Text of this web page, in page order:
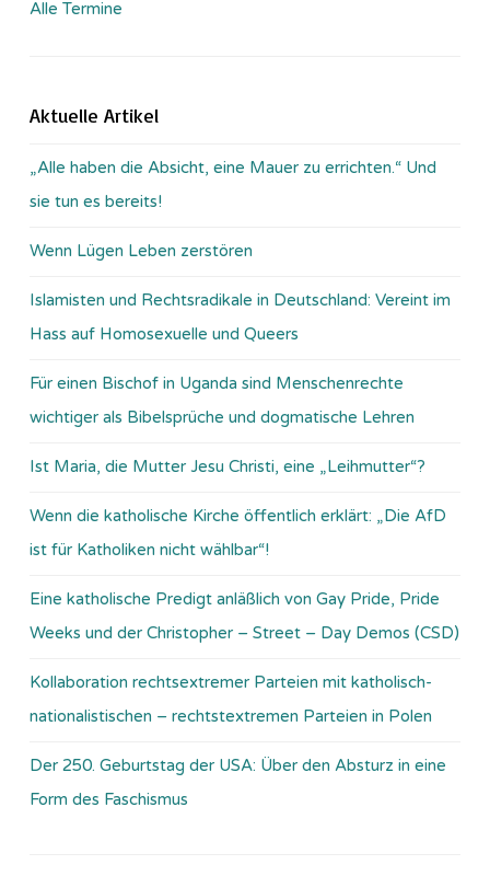
Alle Termine
Aktuelle Artikel
„Alle haben die Absicht, eine Mauer zu errichten.“ Und
sie tun es bereits!
Wenn Lügen Leben zerstören
Islamisten und Rechtsradikale in Deutschland: Vereint im
Hass auf Homosexuelle und Queers
Für einen Bischof in Uganda sind Menschenrechte
wichtiger als Bibelsprüche und dogmatische Lehren
Ist Maria, die Mutter Jesu Christi, eine „Leihmutter“?
Wenn die katholische Kirche öffentlich erklärt: „Die AfD
ist für Katholiken nicht wählbar“!
Eine katholische Predigt anläßlich von Gay Pride, Pride
Weeks und der Christopher – Street – Day Demos (CSD)
Kollaboration rechtsextremer Parteien mit katholisch-
nationalistischen – rechtstextremen Parteien in Polen
Der 250. Geburtstag der USA: Über den Absturz in eine
Form des Faschismus